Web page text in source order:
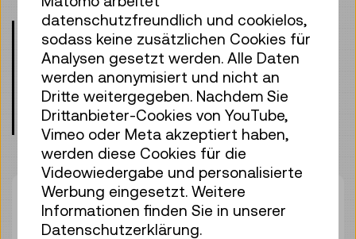
Bitte beachten Sie die Altersangaben!
Kinder unter 8 Jahren dürfen nur mit
einer erwachsenen Begleitperson
teilnehmen.
Treffpunkt: Eingangshalle, Ebene 0
Dauer:01:00h
Gruppengröße: 16
datenschutzfreundlich und cookielos,
sodass keine zusätzlichen Cookies für
Analysen gesetzt werden. Alle Daten
werden anonymisiert und nicht an
Dritte weitergegeben. Nachdem Sie
Drittanbieter-Cookies von YouTube,
Vimeo oder Meta akzeptiert haben,
werden diese Cookies für die
Videowiedergabe und personalisierte
Werbung eingesetzt. Weitere
Informationen finden Sie in unserer
Datenschutzerklärung.